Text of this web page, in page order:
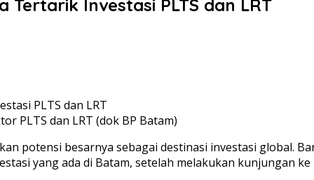
Investasi PLTS dan LRT
PLTS dan LRT (dok BP Batam)
potensi besarnya sebagai destinasi investasi global.
yang ada di Batam, setelah melakukan kunjungan ke